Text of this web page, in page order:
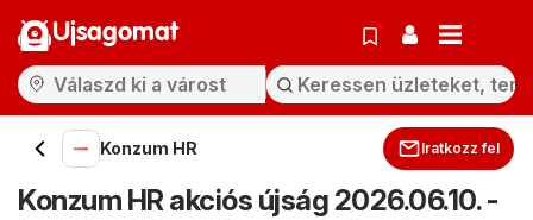
Ujsagomat
Konzum HR Iratkozz fel
Konzum HR akciós újság 2026.06.10. -